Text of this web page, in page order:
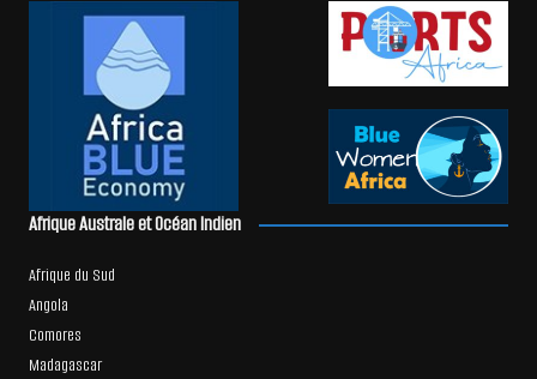
Afrique Australe et Océan Indien
Afrique du Sud
Angola
Comores
Madagascar